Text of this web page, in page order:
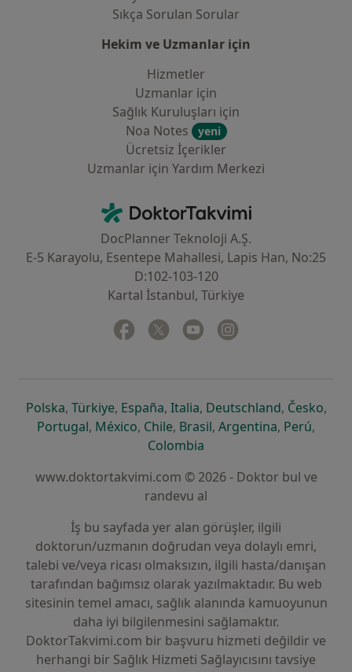
Sıkça Sorulan Sorular
Hekim ve Uzmanlar için
Hizmetler
Uzmanlar için
Sağlık Kuruluşları için
Noa Notes
yeni
Ücretsiz İçerikler
Uzmanlar için Yardım Merkezi
DoktorTakvimi - Ana Sayfa
DocPlanner Teknoloji A.Ş.
E-5 Karayolu, Esentepe Mahallesi, Lapis Han, No:25
D:102-103-120
Kartal İstanbul, Türkiye
Facebook
yeni bir sekmede açılır
Twitter
yeni bir sekmede açılır
Youtube
yeni bir sekmede açılır
Polskayeni bir sekmede açılır
, Türkiyeyeni bir sekmede açılır
, Españayeni bir sekmede açılır
, Italiayeni bir sekmede açılır
, Deutschlandyeni bir
, Českoyeni
,
Portugalyeni bir sekmede açılır
, Méxicoyeni bir sekmede açılır
, Chileyeni bir sekmede açılır
, Brasilyeni bir sekmede açılır
, Argentinayeni bir
, Perúyeni
,
Colombia
www.doktortakvimi.com © 2026 - Doktor bul ve
randevu al
İş bu sayfada yer alan görüşler, ilgili
doktorun/uzmanın doğrudan veya dolaylı emri,
talebi ve/veya ricası olmaksızın, ilgili hasta/danışan
tarafından bağımsız olarak yazılmaktadır. Bu web
sitesinin temel amacı, sağlık alanında kamuoyunun
daha iyi bilgilenmesini sağlamaktır.
DoktorTakvimi.com bir başvuru hizmeti değildir ve
herhangi bir Sağlık Hizmeti Sağlayıcısını tavsiye